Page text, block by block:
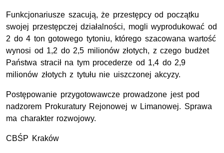
Funkcjonariusze szacują, że przestępcy od początku
swojej przestępczej działalności, mogli wyprodukować od
2 do 4 ton gotowego tytoniu, którego szacowana wartość
wynosi od 1,2 do 2,5 milionów złotych, z czego budżet
Państwa stracił na tym procederze od 1,4 do 2,9
milionów złotych z tytułu nie uiszczonej akcyzy.
Postępowanie przygotowawcze prowadzone jest pod
nadzorem Prokuratury Rejonowej w Limanowej. Sprawa
ma charakter rozwojowy.
CBŚP Kraków